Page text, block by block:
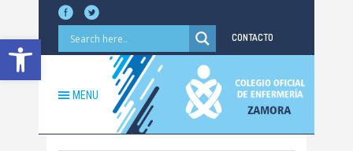
Abrir barra de herramientas CONTACTO
MENU